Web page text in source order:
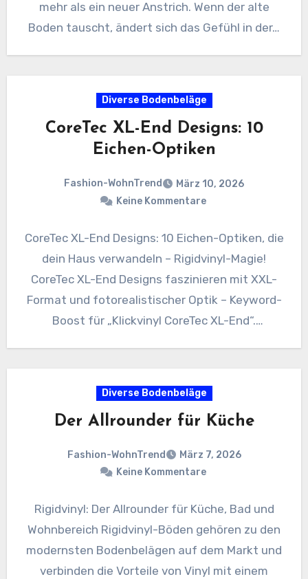
mehr als ein neuer Anstrich. Wenn der alte
Boden tauscht, ändert sich das Gefühl in der…
Diverse Bodenbeläge
CoreTec XL-End Designs: 10
Eichen-Optiken
Fashion-WohnTrend
März 10, 2026
Keine Kommentare
CoreTec XL-End Designs: 10 Eichen-Optiken, die
dein Haus verwandeln – Rigidvinyl-Magie!
CoreTec XL-End Designs faszinieren mit XXL-
Format und fotorealistischer Optik – Keyword-
Boost für „Klickvinyl CoreTec XL-End“.
Diverse Bodenbeläge
Der Allrounder für Küche
Fashion-WohnTrend
März 7, 2026
Keine Kommentare
Rigidvinyl: Der Allrounder für Küche, Bad und
Wohnbereich Rigidvinyl-Böden gehören zu den
modernsten Bodenbelägen auf dem Markt und
verbinden die Vorteile von Vinyl mit einem